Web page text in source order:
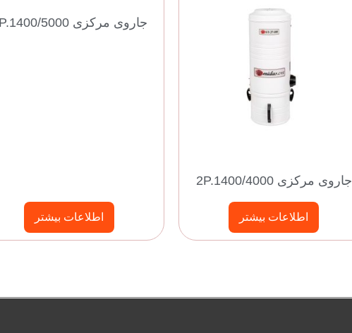
جاروی مرکزی 2P.1400/4000
اطلاعات بیشتر
جاروی مرکزی 4P.1400/5000
اطلاعات بیشتر